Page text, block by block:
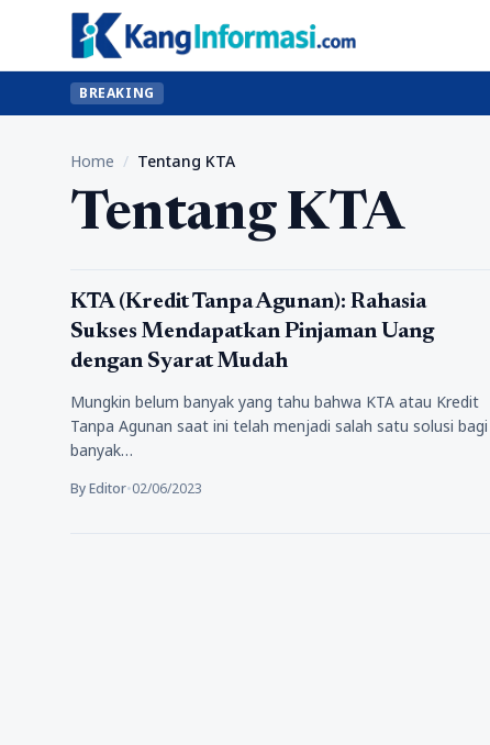
BREAKING
Home / Tentang KTA
Tentang KTA
Tips
KTA (Kredit Tanpa Agunan): Rahasia
Sukses Mendapatkan Pinjaman Uang
dengan Syarat Mudah
Mungkin belum banyak yang tahu bahwa KTA atau Kredit
Tanpa Agunan saat ini telah menjadi salah satu solusi bagi
banyak…
By Editor•02/06/2023